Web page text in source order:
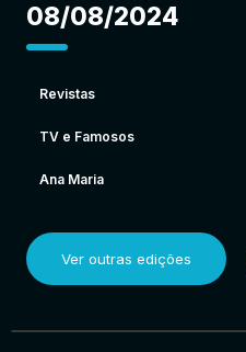
08/08/2024
Revistas
TV e Famosos
Ana Maria
Ver outras edições